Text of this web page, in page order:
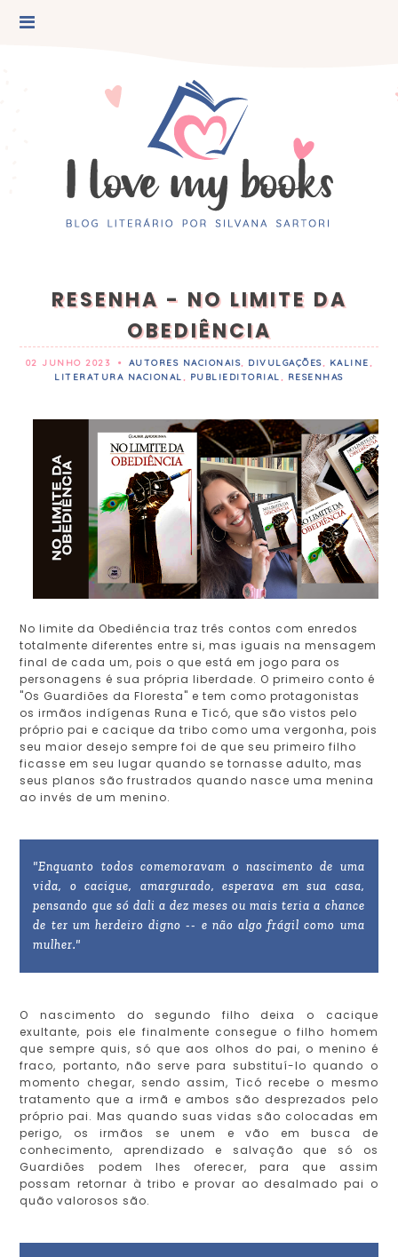
RESENHA - NO LIMITE DA
OBEDIÊNCIA
02 JUNHO 2023 • AUTORES NACIONAIS, DIVULGAÇÕES, KALINE,
LITERATURA NACIONAL, PUBLIEDITORIAL, RESENHAS
No limite da Obediência traz três contos com enredos
totalmente diferentes entre si, mas iguais na mensagem
final de cada um, pois o que está em jogo para os
personagens é sua própria liberdade. O primeiro conto é
"Os Guardiões da Floresta" e tem como protagonistas
os irmãos indígenas Runa e Ticó, que são vistos pelo
próprio pai e cacique da tribo como uma vergonha, pois
seu maior desejo sempre foi de que seu primeiro filho
ficasse em seu lugar quando se tornasse adulto, mas
seus planos são frustrados quando nasce uma menina
ao invés de um menino.
"Enquanto todos comemoravam o nascimento de uma
vida, o cacique, amargurado, esperava em sua casa,
pensando que só dali a dez meses ou mais teria a chance
de ter um herdeiro digno -- e não algo frágil como uma
mulher."
O nascimento do segundo filho deixa o cacique
exultante, pois ele finalmente consegue o filho homem
que sempre quis, só que aos olhos do pai, o menino é
fraco, portanto, não serve para substituí-lo quando o
momento chegar, sendo assim, Ticó recebe o mesmo
tratamento que a irmã e ambos são desprezados pelo
próprio pai. Mas quando suas vidas são colocadas em
perigo, os irmãos se unem e vão em busca de
conhecimento, aprendizado e salvação que só os
Guardiões podem lhes oferecer, para que assim
possam retornar à tribo e provar ao desalmado pai o
quão valorosos são.